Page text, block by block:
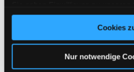
Webseite weiterhin nutzen.
Cookies
Nur notwendige
2026 in Stuttgart4. August
Cosmoshop Inside Juli 2026